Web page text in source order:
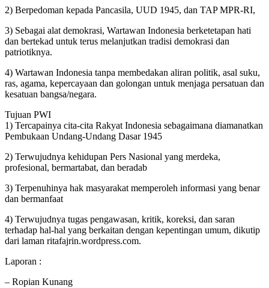
2) Berpedoman kepada Pancasila, UUD 1945, dan TAP MPR-RI,
3) Sebagai alat demokrasi, Wartawan Indonesia berketetapan hati
dan bertekad untuk terus melanjutkan tradisi demokrasi dan
patriotiknya.
4) Wartawan Indonesia tanpa membedakan aliran politik, asal suku,
ras, agama, kepercayaan dan golongan untuk menjaga persatuan dan
kesatuan bangsa/negara.
Tujuan PWI
1) Tercapainya cita-cita Rakyat Indonesia sebagaimana diamanatkan
Pembukaan Undang-Undang Dasar 1945
2) Terwujudnya kehidupan Pers Nasional yang merdeka,
profesional, bermartabat, dan beradab
3) Terpenuhinya hak masyarakat memperoleh informasi yang benar
dan bermanfaat
4) Terwujudnya tugas pengawasan, kritik, koreksi, dan saran
terhadap hal-hal yang berkaitan dengan kepentingan umum, dikutip
dari laman ritafajrin.wordpress.com.
Laporan :
– Ropian Kunang